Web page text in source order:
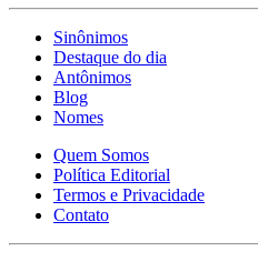
Sinônimos
Destaque do dia
Antônimos
Blog
Nomes
Quem Somos
Política Editorial
Termos e Privacidade
Contato